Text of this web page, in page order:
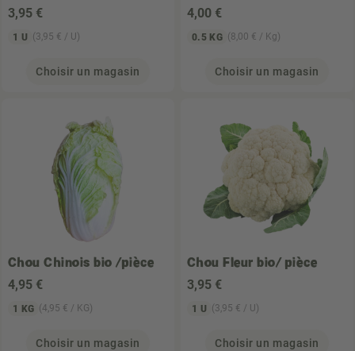
3,95 €
1 U (3,95 € / U)
Choisir un magasin
4,00 €
0.5 KG (8,00 € / Kg)
Choisir un magasin
Chou Chinois bio /pièce
4,95 €
1 KG (4,95 € / KG)
Choisir un magasin
Chou Fleur bio/ pièce
3,95 €
1 U (3,95 € / U)
Choisir un magasin